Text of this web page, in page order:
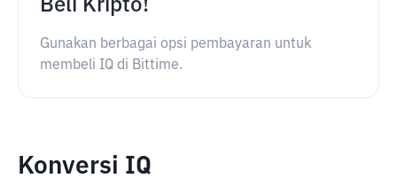
Beli Kripto!
Gunakan berbagai opsi pembayaran untuk
membeli IQ di Bittime.
Konversi IQ